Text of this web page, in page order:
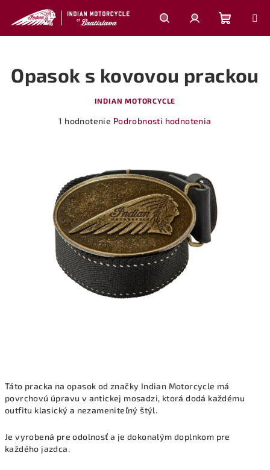
obsah
HľadaťPrihlásenie
košík
Táto pracka na opasok od značky Indian Motorcycle má
povrchovú úpravu v antickej mosadzi, ktorá dodá každému
outfitu klasický a nezameniteľný štýl.
Je vyrobená pre odolnosť a je dokonalým doplnkom pre
každého jazdca.
Opasok s kovovou prackou
INDIAN MOTORCYCLE
Priemerné
5
hviezdičiek.
1 hodnotenie Podrobnosti hodnotenia